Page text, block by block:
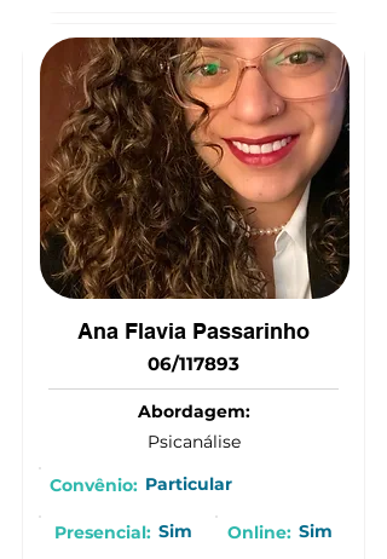
(11) 9 9549-5875
Ana Flavia Passarinho
06/117893
Abordagem:
Psicanálise
Convênio: Particular
Presencial: Sim Online: Sim